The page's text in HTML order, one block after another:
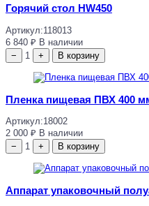
Горячий стол НW450
Артикул:118013
6 840 ₽ В наличии
−
1 + В корзину
Пленка пищевая ПВХ 400
Артикул:18002
2 000 ₽ В наличии
−
1 + В корзину
Аппарат упаковочный